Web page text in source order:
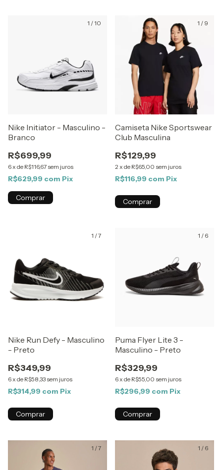
1 /10
Nike Initiator - Masculino -
Branco
R$699,99
6 x de R$116,67 sem juros
R$629,99 com Pix
Comprar
1 / 9
Camiseta Nike Sportswear
Club Masculina
R$129,99
2 x de R$65,00 sem juros
R$116,99 com Pix
Comprar
1 /7
Nike Run Defy - Masculino
- Preto
R$349,99
6 x de R$58,33 sem juros
R$314,99 com Pix
Comprar
1 / 6
Puma Flyer Lite 3 -
Masculino - Preto
R$329,99
6 x de R$55,00 sem juros
R$296,99 com Pix
Comprar
1 /7 1 / 6